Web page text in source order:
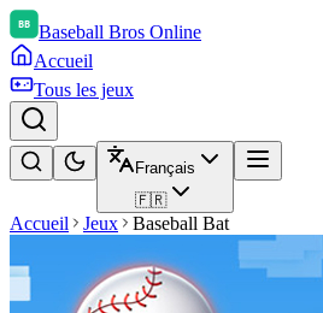
Baseball Bros Online
Accueil
Tous les jeux
Français
🇫🇷
Accueil Jeux Baseball Bat